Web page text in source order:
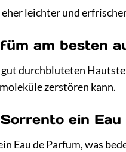
leichter und
am besten
durchbluteten
zerstören kann.
ein
Eau de Parfum, was